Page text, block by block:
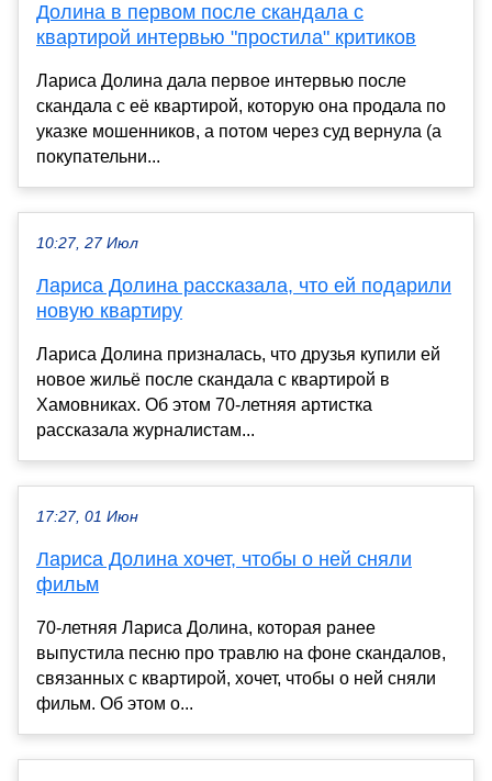
Долина в первом после скандала с
квартирой интервью "простила" критиков
Лариса Долина дала первое интервью после
скандала с её квартирой, которую она продала по
указке мошенников, а потом через суд вернула (а
покупательни...
10:27, 27 Июл
Лариса Долина рассказала, что ей подарили
новую квартиру
Лариса Долина призналась, что друзья купили ей
новое жильё после скандала с квартирой в
Хамовниках. Об этом 70-летняя артистка
рассказала журналистам...
17:27, 01 Июн
Лариса Долина хочет, чтобы о ней сняли
фильм
70-летняя Лариса Долина, которая ранее
выпустила песню про травлю на фоне скандалов,
связанных с квартирой, хочет, чтобы о ней сняли
фильм. Об этом о...